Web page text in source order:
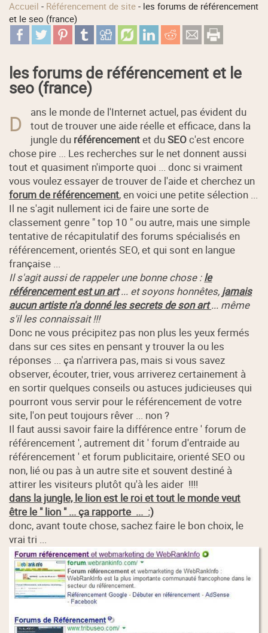
Accueil - Référencement de site - les forums de référencement
et le seo (france)
les forums de référencement et le
seo (france)
D
ans le monde de l'Internet actuel, pas évident du
tout de trouver une aide réelle et efficace, dans la
jungle du référencementet duSEOc'est encore
chose pire ... Les recherches sur le net donnent aussi
tout et quasiment n'importe quoi ... donc si vraiment
vous voulez essayer de trouver de l'aide et cherchez un
forum de référencement, en voici une petite sélection ...
Il ne s'agit nullement ici de faire une sorte de
classement genre " top 10 " ou autre, mais une simple
tentative de récapitulatif des forums spécialisés en
référencement, orientés SEO, et qui sont en langue
française ...
Il s'agit aussi de rappeler une bonne chose :le
référencement est un art... et soyons honnêtes, jamais
aucun artiste n'a donné les secrets de son art... même
s'il les connaissait !!!
Donc ne vous précipitez pas non plus les yeux fermés
dans sur ces sites en pensant y trouver la ou les
réponses ... ça n'arrivera pas, mais si vous savez
observer, écouter, trier, vous arriverez certainement à
en sortir quelques conseils ou astuces judicieuses qui
pourront vous servir pour le référencement de votre
site, l'on peut toujours rêver ... non ?
Il faut aussi savoir faire la différence entre ' forum de
référencement ', autrement dit ' forum d'entraide au
référencement ' et forum publicitaire, orienté SEO ou
non, lié ou pas à un autre site et souvent destiné à
attirer les visiteurs plutôt qu'à les aider !!!!
dans la jungle, le lion est le roi et tout le monde veut
être le " lion " ... ça rapporte ... :)
donc, avant toute chose, sachez faire le bon choix, le
vrai tri ...